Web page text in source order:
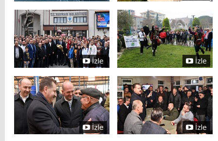
İzle İzle
İzle İzle